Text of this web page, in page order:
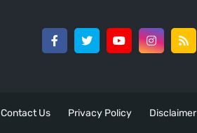
Contact Us Privacy Policy Disclaimer